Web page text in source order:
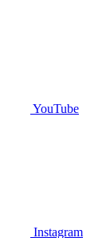
YouTube
Instagram